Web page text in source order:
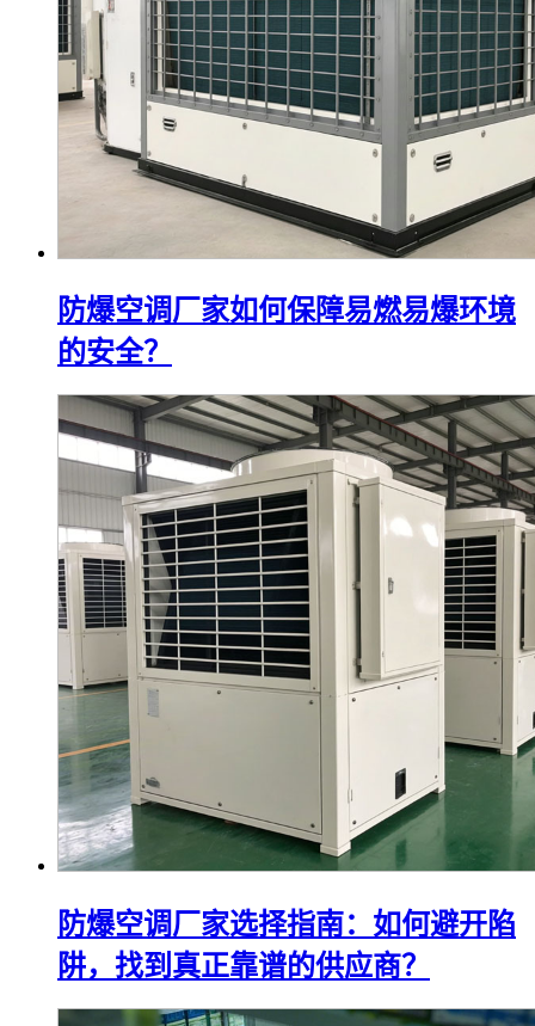
防爆空调厂家如何保障易燃易爆环境
的安全？
防爆空调厂家选择指南：如何避开陷
阱，找到真正靠谱的供应商？